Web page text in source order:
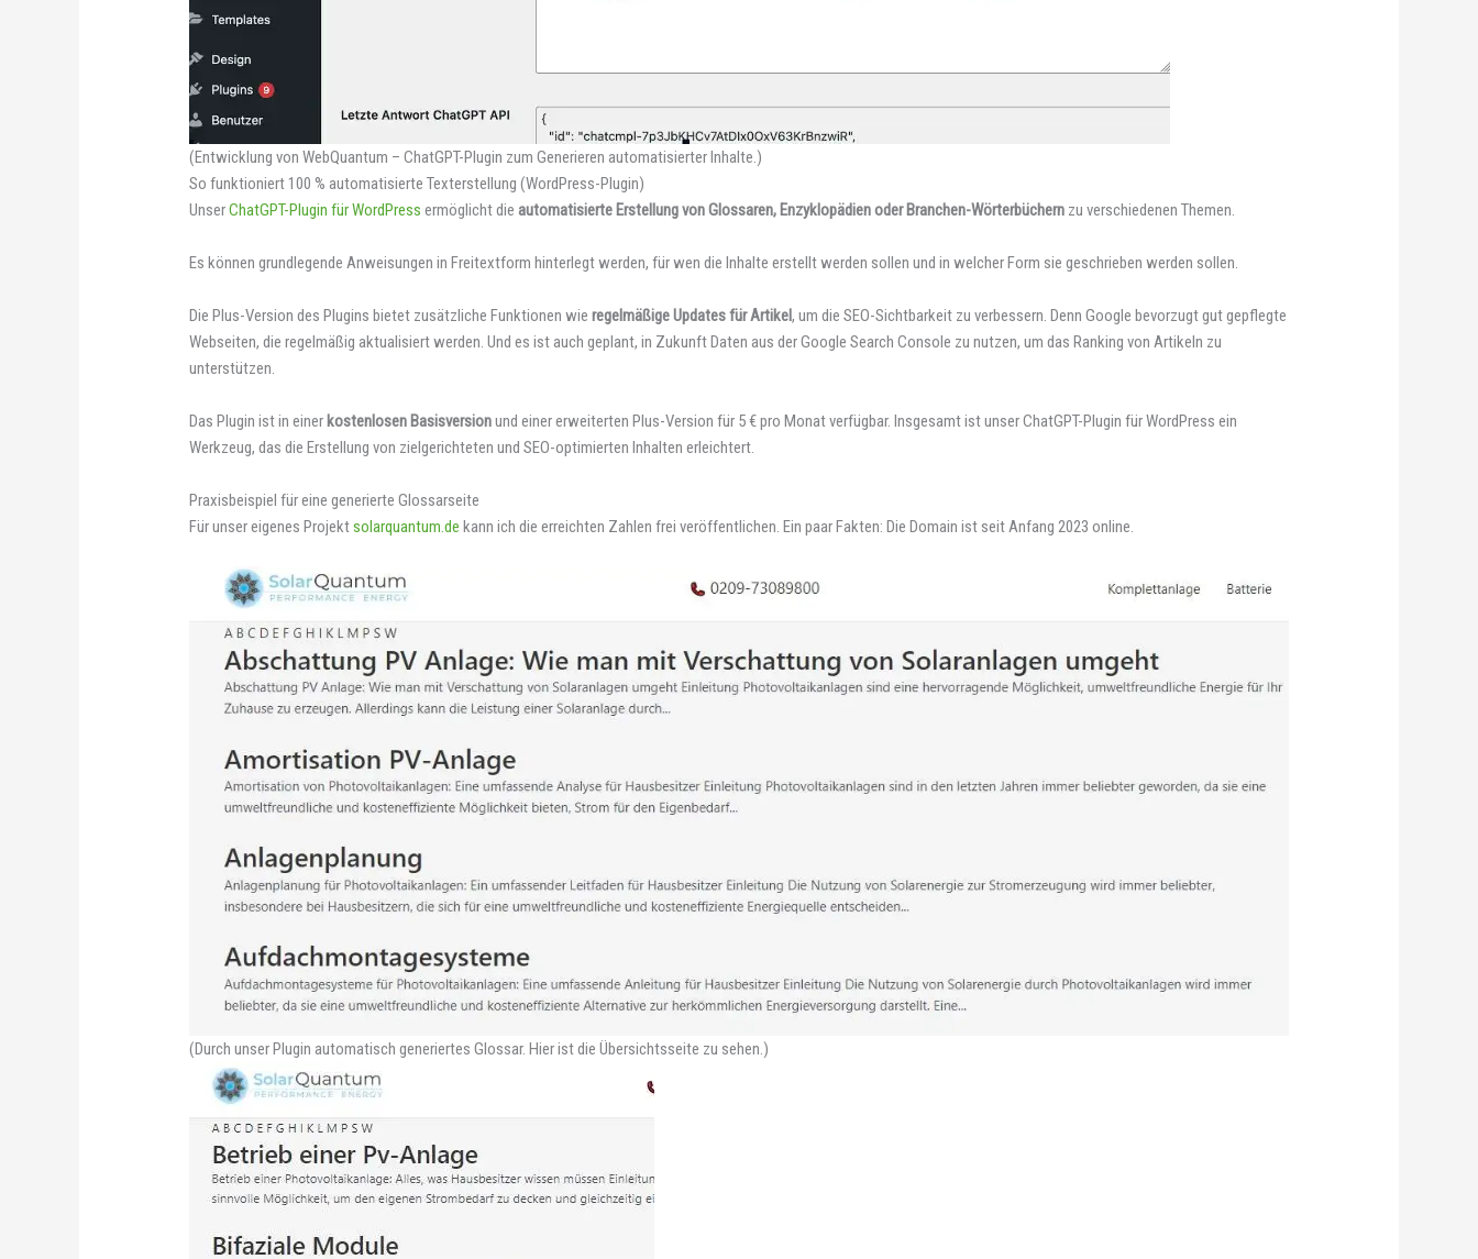
(Entwicklung von WebQuantum – ChatGPT-Plugin zum Generieren automatisierter Inhalte.)
So funktioniert 100 % automatisierte Texterstellung (WordPress-Plugin)
UnserChatGPT-Plugin für WordPress ermöglicht dieautomatisierte Erstellung von Glossaren, Enzyklopädien oder Branchen-Wörterbüchern zu verschiedenen Themen.
Es können grundlegende Anweisungen in Freitextform hinterlegt werden, für wen die Inhalte erstellt werden sollen und in welcher Form sie geschrieben werden sollen.
Die Plus-Version des Plugins bietet zusätzliche Funktionen wieregelmäßige Updates für Artikel, um die SEO-Sichtbarkeit zu verbessern. Denn Google bevorzugt gut gepflegte
Webseiten, die regelmäßig aktualisiert werden. Und es ist auch geplant, in Zukunft Daten aus der Google Search Console zu nutzen, um das Ranking von Artikeln zu
unterstützen.
Das Plugin ist in einer kostenlosen Basisversionund einer erweiterten Plus-Version für 5 € pro Monat verfügbar. Insgesamt ist unser ChatGPT-Plugin für WordPress ein
Werkzeug, das die Erstellung von zielgerichteten und SEO-optimierten Inhalten erleichtert.
Praxisbeispiel für eine generierte Glossarseite
Für unser eigenes Projektsolarquantum.de kann ich die erreichten Zahlen frei veröffentlichen. Ein paar Fakten: Die Domain ist seit Anfang 2023 online.
(Durch unser Plugin automatisch generiertes Glossar. Hier ist die Übersichtsseite zu sehen.)